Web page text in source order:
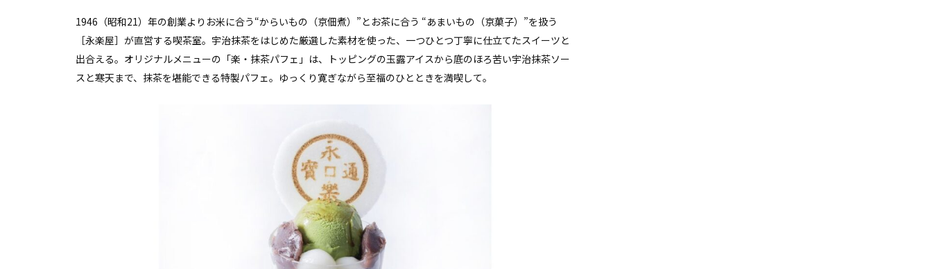
1946（昭和21）年の創業よりお米に合う“からいもの（京佃煮）”とお茶に合う “あまいもの（京菓子）”を扱う
［永楽屋］が直営する喫茶室。宇治抹茶をはじめた厳選した素材を使った、一つひとつ丁寧に仕立てたスイーツと
出合える。オリジナルメニューの「楽・抹茶パフェ」は、トッピングの玉露アイスから底のほろ苦い宇治抹茶ソー
スと寒天まで、抹茶を堪能できる特製パフェ。ゆっくり寛ぎながら至福のひとときを満喫して。